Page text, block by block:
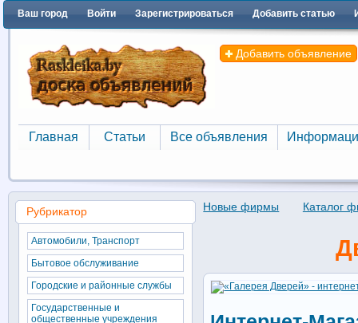
Ваш город Войти Зарегистрироваться Добавить статью
Добавить объявление
Главная
Главная
Статьи
Статьи
Все объявления
Все объявления
Новые фирмы Каталог
Рубрикатор
Автомобили, Транспорт
Бытовое обслуживание
Городские и районные службы
Государственные и
общественные учреждения